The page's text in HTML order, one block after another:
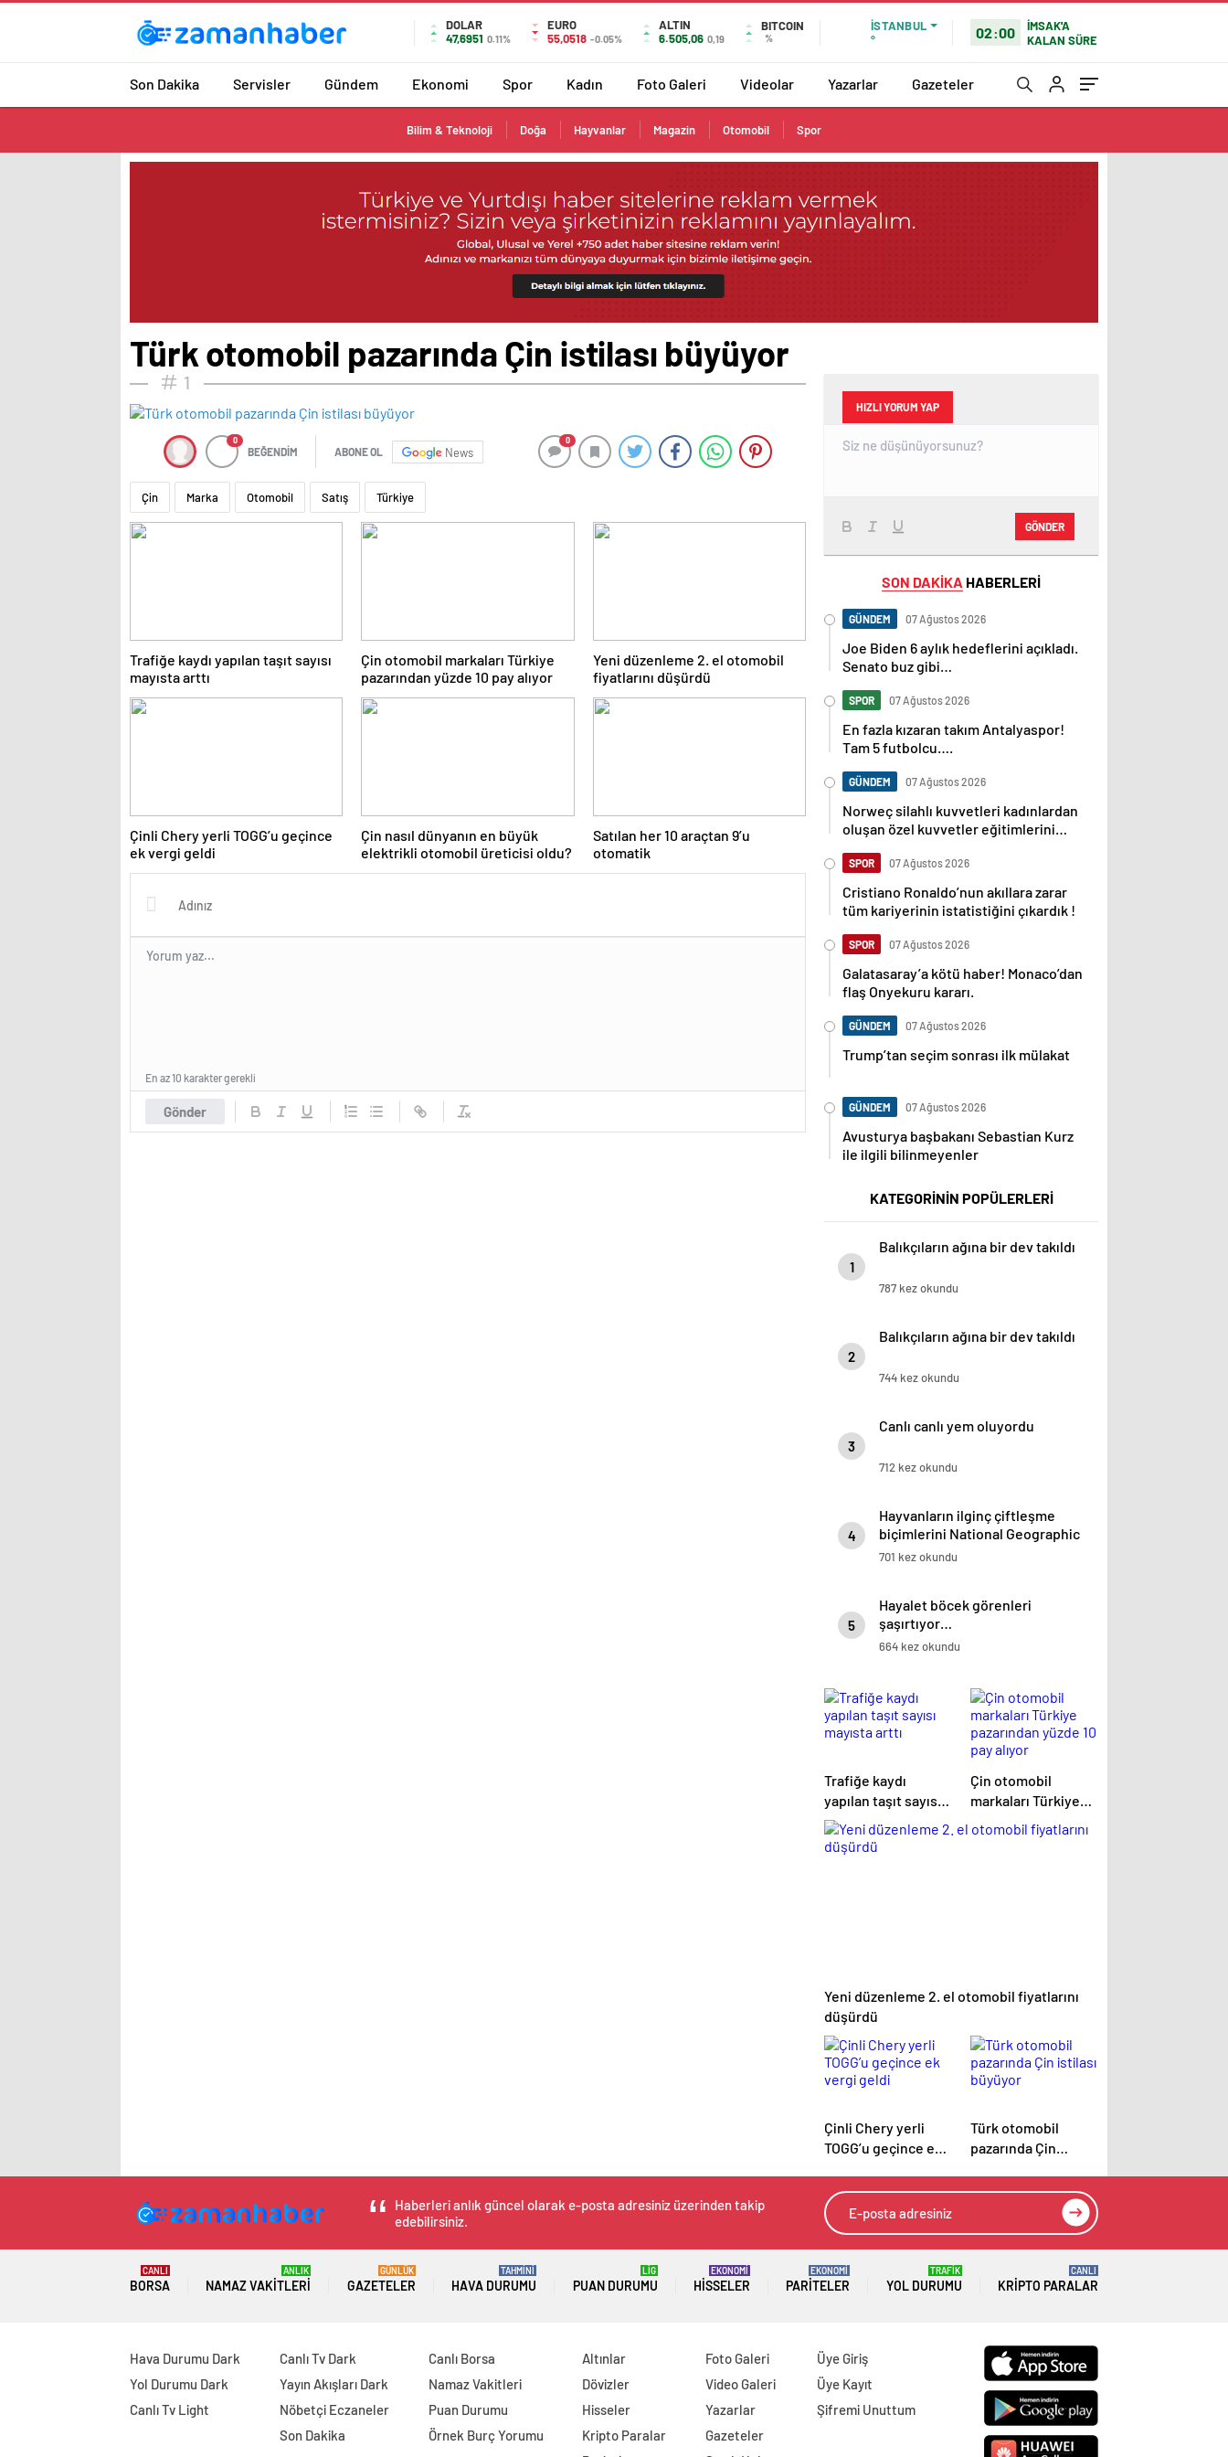
DOLAR
47,6951 0.11%
EURO
55,0518 -0.05%
ALTIN
6.505,06 0,19
BITCOIN
%
İSTANBUL
°
02:00
İMSAK'A
KALAN SÜRE
Son Dakika Servisler Gündem Ekonomi Spor Kadın Foto Galeri Videolar Yazarlar Gazeteler
Bilim & Teknoloji Doğa Hayvanlar Magazin Otomobil Spor
Türk otomobil pazarında Çin istilası büyüyor
1
0
BEĞENDİM ABONE OL News
0
Çin Marka Otomobil Satış Türkiye
Trafiğe kaydı yapılan taşıt sayısı
mayısta arttı
Çin otomobil markaları Türkiye
pazarından yüzde 10 pay alıyor
Yeni düzenleme 2. el otomobil
fiyatlarını düşürdü
Çinli Chery yerli TOGG’u geçince
ek vergi geldi
Çin nasıl dünyanın en büyük
elektrikli otomobil üreticisi oldu?
Satılan her 10 araçtan 9’u
otomatik
Gönder
En az 10 karakter gerekli
HIZLI YORUM YAP
GÖNDER
SON DAKİKA HABERLERİ
GÜNDEM 07 Ağustos 2026
Joe Biden 6 aylık hedeflerini açıkladı.
Senato buz gibi…
SPOR 07 Ağustos 2026
En fazla kızaran takım Antalyaspor!
Tam 5 futbolcu….
GÜNDEM 07 Ağustos 2026
Norweç silahlı kuvvetleri kadınlardan
oluşan özel kuvvetler eğitimlerini
SPOR 07 Ağustos 2026
Cristiano Ronaldo’nun akıllara zarar
tüm kariyerinin istatistiğini çıkardık !
SPOR 07 Ağustos 2026
Galatasaray’a kötü haber! Monaco’dan
flaş Onyekuru kararı.
GÜNDEM 07 Ağustos 2026
Trump’tan seçim sonrası ilk mülakat
GÜNDEM 07 Ağustos 2026
Avusturya başbakanı Sebastian Kurz
ile ilgili bilinmeyenler
KATEGORİNİN POPÜLERLERİ
1
Balıkçıların ağına bir dev takıldı
787 kez okundu
2
Balıkçıların ağına bir dev takıldı
744 kez okundu
3
Canlı canlı yem oluyordu
712 kez okundu
4
Hayvanların ilginç çiftleşme
biçimlerini National Geographic
görüntüledi.
701 kez okundu
5
Hayalet böcek görenleri
şaşırtıyor…
664 kez okundu
Trafiğe kaydı
yapılan taşıt sayısı
mayısta arttı
Çin otomobil
markaları Türkiye
pazarından yüzde 10
Yeni düzenleme 2. el otomobil fiyatlarını
düşürdü
Çinli Chery yerli
TOGG’u geçince ek
Türk otomobil
pazarında Çin
Haberleri anlık güncel olarak e-posta adresiniz üzerinden takip
edebilirsiniz.
BORSA
CANLI
NAMAZ VAKITLERI
ANLIK
GAZETELER
GÜNLÜK
HAVA DURUMU
TAHMİNİ
PUAN DURUMU
LİG
HISSELER
EKONOMİ
PARITELER
EKONOMİ
YOL DURUMU
TRAFİK
KRIPTO PARALAR
CANLI
Hava Durumu Dark
Yol Durumu Dark
Canlı Tv Light
Canlı Tv Dark
Yayın Akışları Dark
Nöbetçi Eczaneler
Son Dakika
Canlı Borsa
Namaz Vakitleri
Puan Durumu
Örnek Burç Yorumu
Altınlar
Dövizler
Hisseler
Kripto Paralar
Foto Galeri
Video Galeri
Yazarlar
Gazeteler
Üye Giriş
Üye Kayıt
Şifremi Unuttum